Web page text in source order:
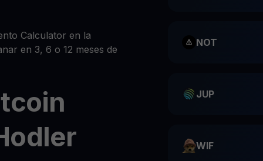
Calculator en la
en 3, 6 o 12 meses de
NOT
JUP
WIF